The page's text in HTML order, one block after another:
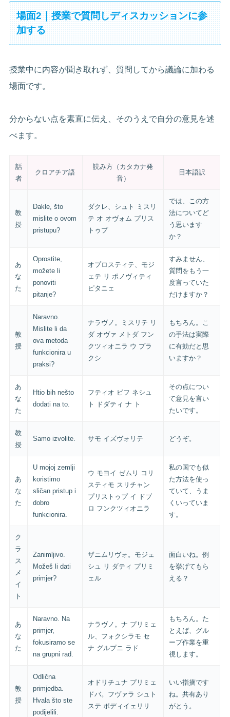
場面2｜授業で質問しディスカッションに参
加する
授業中に内容が聞き取れず、質問してから議論に加わる
場面です。
分からない点を素直に伝え、そのうえで自分の意見を述
べます。
話
者
クロアチア語
読み方（カタカナ発
音）
日本語訳
教
授
Dakle, što
mislite o ovom
pristupu?
ダクレ、シュト ミスリ
テ オ オヴォム プリス
トゥプ
では、この方
法についてど
う思います
か？
あ
な
た
Oprostite,
možete li
ponoviti
pitanje?
オプロスティテ、モジ
ェテ リ ポノヴィティ
ピタニェ
すみません、
質問をもう一
度言っていた
だけますか？
教
授
Naravno.
Mislite li da
ova metoda
funkcionira u
praksi?
ナラヴノ。ミスリテ リ
ダ オヴァ メトダ フン
クツィオニラ ウ プラ
クシ
もちろん。こ
の手法は実際
に有効だと思
いますか？
あ
な
た
Htio bih nešto
dodati na to.
フティオ ビフ ネシュ
ト ドダティ ナ ト
その点につい
て意見を言い
たいです。
教
授
Samo izvolite. サモ イズヴォリテ どうぞ。
あ
な
た
U mojoj zemlji
koristimo
sličan pristup i
dobro
funkcionira.
ウ モヨイ ゼムリ コリ
スティモ スリチャン
プリストゥプ イ ドブ
ロ フンクツィオニラ
私の国でも似
た方法を使っ
ていて、うま
くいっていま
す。
ク
ラ
ス
メ
イ
ト
Zanimljivo.
Možeš li dati
primjer?
ザニムリヴォ。モジェ
シュ リ ダティ プリミ
ェル
面白いね。例
を挙げてもら
える？
あ
な
た
Naravno. Na
primjer,
fokusiramo se
na grupni rad.
ナラヴノ。ナ プリミェ
ル、フォクシラモ セ
ナ グルプニ ラド
もちろん。た
とえば、グル
ープ作業を重
視します。
教
授
Odlična
primjedba.
Hvala što ste
podijelili.
オドリチュナ プリミェ
ドバ。フヴァラ シュト
ステ ポディイェリリ
いい指摘です
ね。共有あり
がとう。